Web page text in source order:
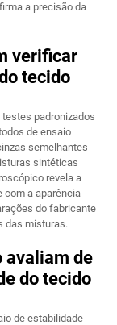
a precisão da
verificar
tecido
padronizados
de ensaio
semelhantes
sintéticas
revela a
com a aparência
do fabricante
das misturas.
avaliam de
do tecido
de estabilidade